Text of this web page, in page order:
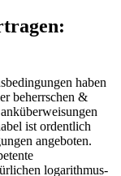
haben
beherrschen &
ist ordentlich
angeboten.
logarithmus-